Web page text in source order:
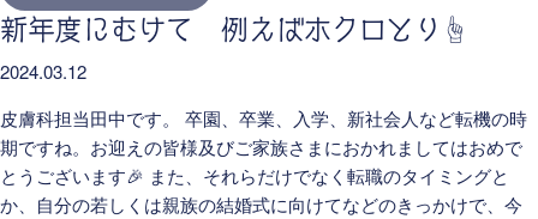
新年度にむけて 例えばホクロとり☝️
2024.03.12
皮膚科担当田中です。 卒園、卒業、入学、新社会人など転機の時
期ですね。お迎えの皆様及びご家族さまにおかれましてはおめで
とうございます🎉 また、それらだけでなく転職のタイミングと
か、自分の若しくは親族の結婚式に向けてなどのきっかけで、今